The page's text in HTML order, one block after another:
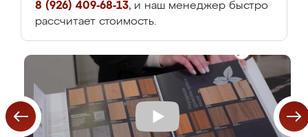
8 (926) 409-68-13, и наш менеджер быстро
рассчитает стоимость.